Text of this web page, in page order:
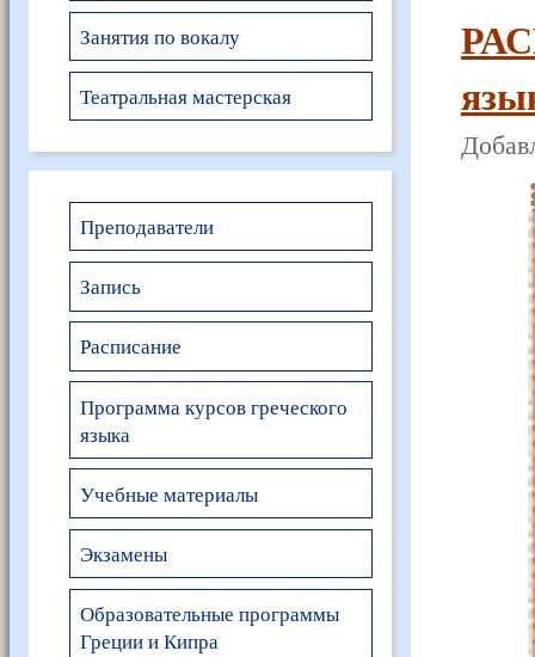
Занятия по вокалу
Театральная мастерская
Преподаватели
Запись
Расписание
Программа курсов греческого
языка
Учебные материалы
Экзамены
Образовательные программы
Греции и Кипра